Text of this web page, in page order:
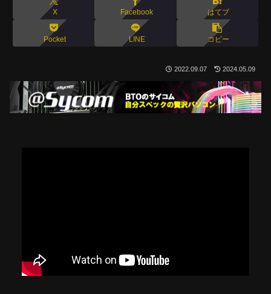
X Facebook はてブ
Pocket LINE コピー
2022.09.07 2024.05.09